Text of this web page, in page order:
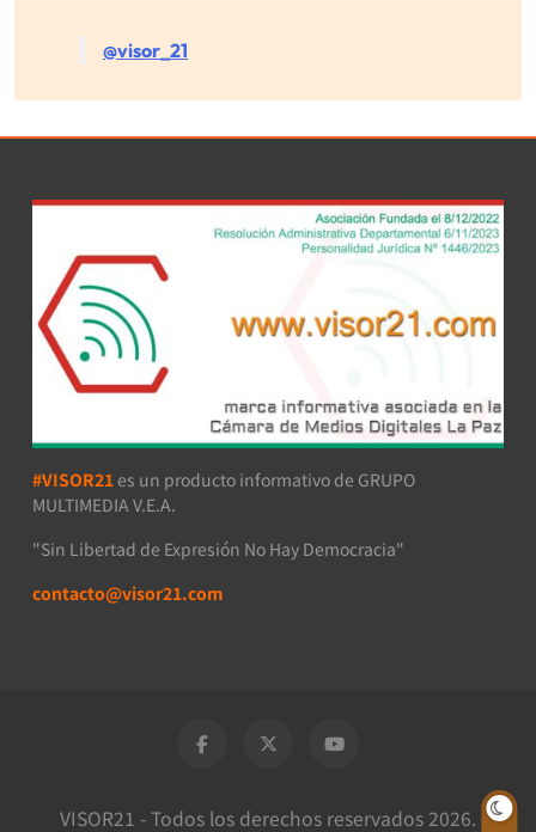
@visor_21
#VISOR21 es un producto informativo de GRUPO
MULTIMEDIA V.E.A.
"Sin Libertad de Expresión No Hay Democracia"
contacto@visor21.com
VISOR21 - Todos los derechos reservados 2026.